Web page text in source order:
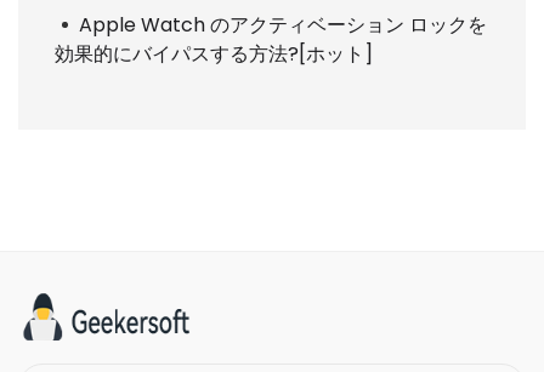
Apple Watch のアクティベーション ロックを
効果的にバイパスする方法?[ホット]